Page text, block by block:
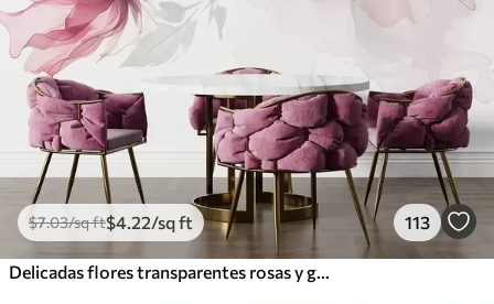
$7.03/sq ft$4 .22/sq ft 113